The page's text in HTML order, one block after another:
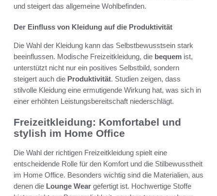
und steigert das allgemeine Wohlbefinden.
Der Einfluss von Kleidung auf die Produktivität
Die Wahl der Kleidung kann das Selbstbewusstsein stark
beeinflussen. Modische Freizeitkleidung, die bequem ist,
unterstützt nicht nur ein positives Selbstbild, sondern
steigert auch die Produktivität. Studien zeigen, dass
stilvolle Kleidung eine ermutigende Wirkung hat, was sich in
einer erhöhten Leistungsbereitschaft niederschlägt.
Freizeitkleidung: Komfortabel und
stylish im Home Office
Die Wahl der richtigen Freizeitkleidung spielt eine
entscheidende Rolle für den Komfort und die Stilbewusstheit
im Home Office. Besonders wichtig sind die Materialien, aus
denen die Lounge Wear gefertigt ist. Hochwertige Stoffe